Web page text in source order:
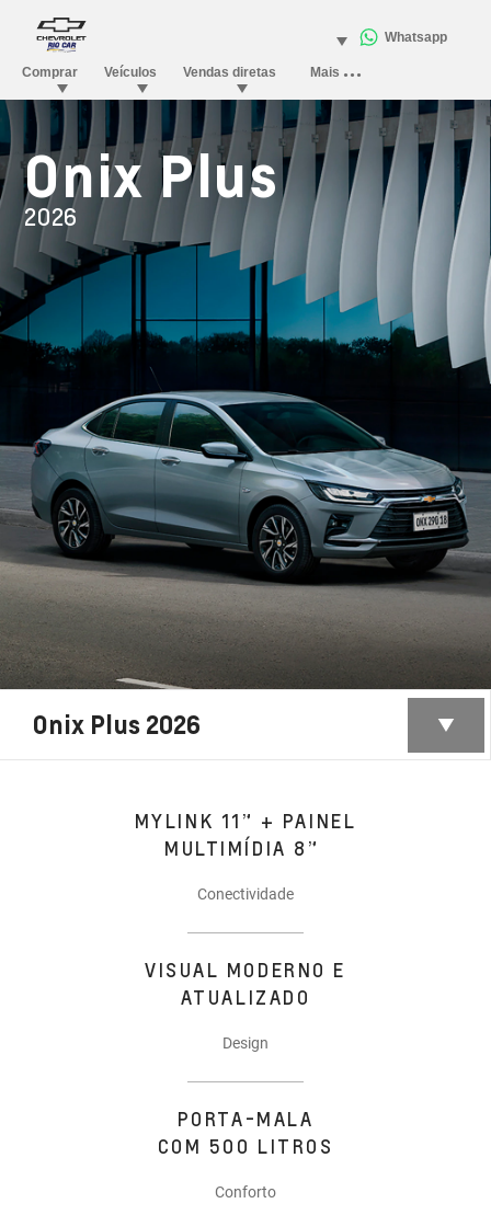
Onix Plus
2026
Onix Plus 2026
MYLINK 11” + PAINEL
MULTIMÍDIA 8”
Conectividade
VISUAL MODERNO E
ATUALIZADO
Design
PORTA-MALA
COM 500 LITROS
Conforto